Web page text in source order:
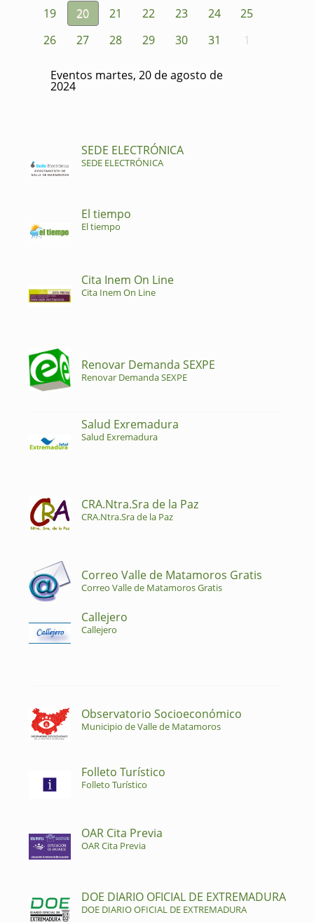
19
20 21 22 23 24
25
26
27 28 29 30 31 1
Eventos martes, 20 de agosto de
2024
SEDE ELECTRÓNICA
SEDE ELECTRÓNICA
El tiempo
El tiempo
Cita Inem On Line
Cita Inem On Line
Renovar Demanda SEXPE
Renovar Demanda SEXPE
Salud Exremadura
Salud Exremadura
CRA.Ntra.Sra de la Paz
CRA.Ntra.Sra de la Paz
Correo Valle de Matamoros Gratis
Correo Valle de Matamoros Gratis
Callejero
Callejero
Observatorio Socioeconómico
Municipio de Valle de Matamoros
Folleto Turístico
Folleto Turístico
OAR Cita Previa
OAR Cita Previa
DOE DIARIO OFICIAL DE EXTREMADURA
DOE DIARIO OFICIAL DE EXTREMADURA